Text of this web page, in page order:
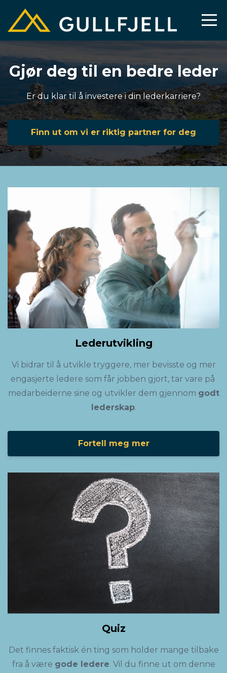
Gjør deg til en bedre leder
Er du klar til å investere i din lederkarriere?
Finn ut om vi er riktig partner for deg
Lederutvikling
Vi bidrar til å utvikle tryggere, mer bevisste og mer
engasjerte ledere som får jobben gjort, tar vare på
medarbeiderne sine og utvikler dem gjennom godt
lederskap.
Fortell meg mer
Quiz
Det finnes faktisk én ting som holder mange tilbake
fra å være gode ledere. Vil du finne ut om denne